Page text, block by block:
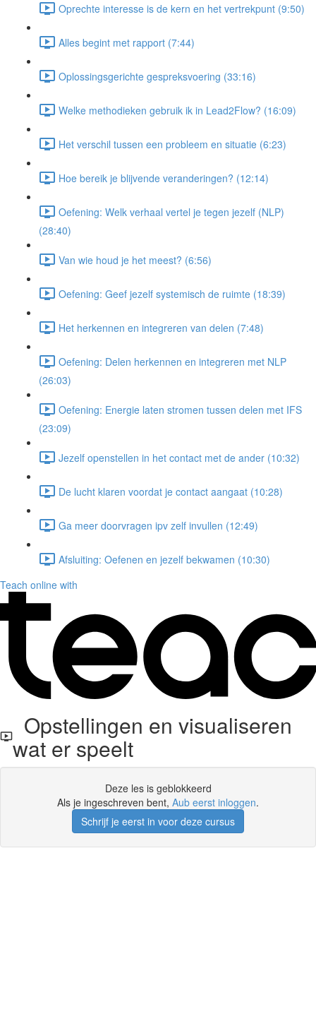
Oprechte interesse is de kern en het vertrekpunt (9:50)
Alles begint met rapport (7:44)
Oplossingsgerichte gespreksvoering (33:16)
Welke methodieken gebruik ik in Lead2Flow? (16:09)
Het verschil tussen een probleem en situatie (6:23)
Hoe bereik je blijvende veranderingen? (12:14)
Oefening: Welk verhaal vertel je tegen jezelf (NLP)
(28:40)
Van wie houd je het meest? (6:56)
Oefening: Geef jezelf systemisch de ruimte (18:39)
Het herkennen en integreren van delen (7:48)
Oefening: Delen herkennen en integreren met NLP
(26:03)
Oefening: Energie laten stromen tussen delen met IFS
(23:09)
Jezelf openstellen in het contact met de ander (10:32)
De lucht klaren voordat je contact aangaat (10:28)
Ga meer doorvragen ipv zelf invullen (12:49)
Afsluiting: Oefenen en jezelf bekwamen (10:30)
Teach online with
Opstellingen en visualiseren
wat er speelt
Deze les is geblokkeerd
Als je ingeschreven bent, Aub eerst inloggen.
Schrijf je eerst in voor deze cursus